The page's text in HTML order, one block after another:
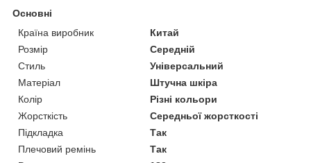
Основні
Країна виробник
Китай
Розмір
Середній
Стиль
Універсальний
Матеріал
Штучна шкіра
Колір
Різні кольори
Жорсткість
Середньої жорсткості
Підкладка
Так
Плечовий ремінь
Так